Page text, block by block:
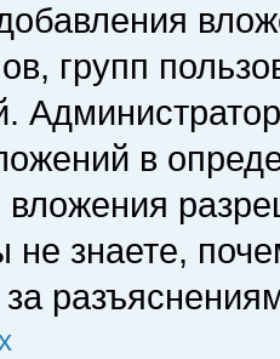
групп
в
вложения
не знаете,